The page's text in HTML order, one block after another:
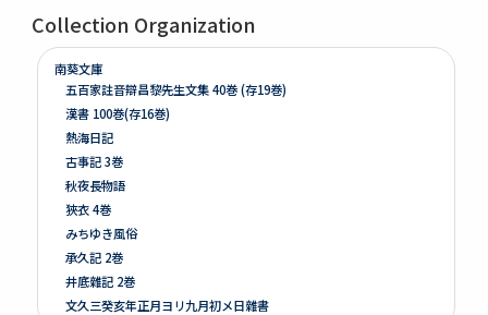
Collection Organization
南葵文庫
五百家註音辯昌黎先生文集 40巻 (存19巻)
漢書 100巻(存16巻)
熱海日記
古事記 3巻
秋夜長物語
狹衣 4巻
みちゆき風俗
承久記 2巻
井底雜記 2巻
文久三癸亥年正月ヨリ九月初メ日雜書